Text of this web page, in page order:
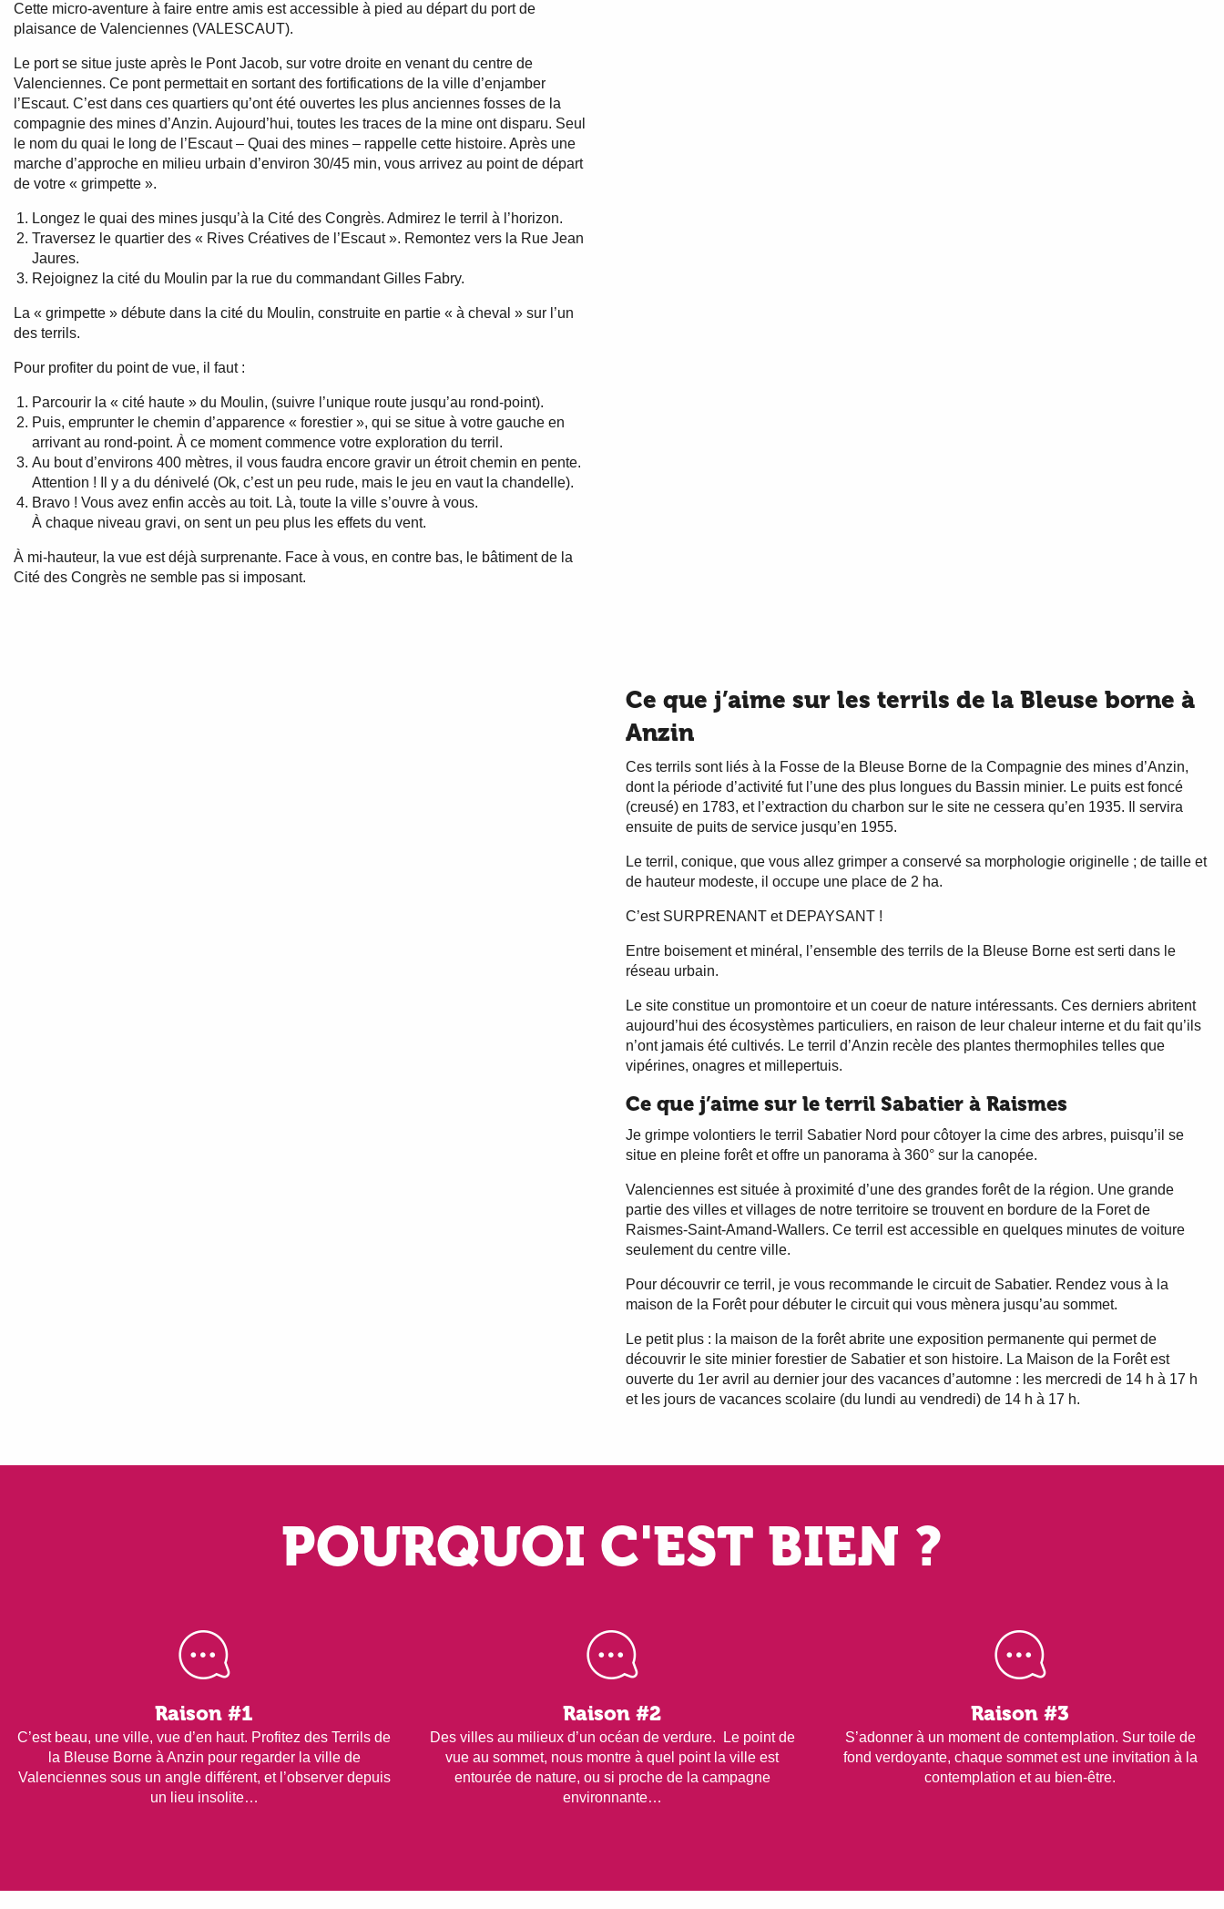
Cette micro-aventure à faire entre amis est accessible à pied au départ du port de
plaisance de Valenciennes (VALESCAUT).
Le port se situe juste après le Pont Jacob, sur votre droite en venant du centre de
Valenciennes. Ce pont permettait en sortant des fortifications de la ville d’enjamber
l’Escaut. C’est dans ces quartiers qu’ont été ouvertes les plus anciennes fosses de la
compagnie des mines d’Anzin. Aujourd’hui, toutes les traces de la mine ont disparu. Seul
le nom du quai le long de l’Escaut – Quai des mines – rappelle cette histoire. Après une
marche d’approche en milieu urbain d’environ 30/45 min, vous arrivez au point de départ
de votre « grimpette ».
Longez le quai des mines jusqu’à la Cité des Congrès. Admirez le terril à l’horizon.
Traversez le quartier des « Rives Créatives de l’Escaut ». Remontez vers la Rue Jean
Jaures.
Rejoignez la cité du Moulin par la rue du commandant Gilles Fabry.
La « grimpette » débute dans la cité du Moulin, construite en partie « à cheval » sur l’un
des terrils.
Pour profiter du point de vue, il faut :
Parcourir la « cité haute » du Moulin, (suivre l’unique route jusqu’au rond-point).
Puis, emprunter le chemin d’apparence « forestier », qui se situe à votre gauche en
arrivant au rond-point. À ce moment commence votre exploration du terril.
Au bout d’environs 400 mètres, il vous faudra encore gravir un étroit chemin en pente.
Attention ! Il y a du dénivelé (Ok, c’est un peu rude, mais le jeu en vaut la chandelle).
Bravo ! Vous avez enfin accès au toit. Là, toute la ville s’ouvre à vous.
À chaque niveau gravi, on sent un peu plus les effets du vent.
À mi-hauteur, la vue est déjà surprenante. Face à vous, en contre bas, le bâtiment de la
Cité des Congrès ne semble pas si imposant.
Ce que j’aime sur les terrils de la Bleuse borne à
Anzin
Ces terrils sont liés à la Fosse de la Bleuse Borne de la Compagnie des mines d’Anzin,
dont la période d’activité fut l’une des plus longues du Bassin minier. Le puits est foncé
(creusé) en 1783, et l’extraction du charbon sur le site ne cessera qu’en 1935. Il servira
ensuite de puits de service jusqu’en 1955.
Le terril, conique, que vous allez grimper a conservé sa morphologie originelle ; de taille et
de hauteur modeste, il occupe une place de 2 ha.
C’est SURPRENANT et DEPAYSANT !
Entre boisement et minéral, l’ensemble des terrils de la Bleuse Borne est serti dans le
réseau urbain.
Le site constitue un promontoire et un coeur de nature intéressants. Ces derniers abritent
aujourd’hui des écosystèmes particuliers, en raison de leur chaleur interne et du fait qu’ils
n’ont jamais été cultivés. Le terril d’Anzin recèle des plantes thermophiles telles que
vipérines, onagres et millepertuis.
Ce que j’aime sur le terril Sabatier à Raismes
Je grimpe volontiers le terril Sabatier Nord pour côtoyer la cime des arbres, puisqu’il se
situe en pleine forêt et offre un panorama à 360° sur la canopée.
Valenciennes est située à proximité d’une des grandes forêt de la région. Une grande
partie des villes et villages de notre territoire se trouvent en bordure de la Foret de
Raismes-Saint-Amand-Wallers. Ce terril est accessible en quelques minutes de voiture
seulement du centre ville.
Pour découvrir ce terril, je vous recommande le circuit de Sabatier. Rendez vous à la
maison de la Forêt pour débuter le circuit qui vous mènera jusqu’au sommet.
Le petit plus : la maison de la forêt abrite une exposition permanente qui permet de
découvrir le site minier forestier de Sabatier et son histoire. La Maison de la Forêt est
ouverte du 1er avril au dernier jour des vacances d’automne : les mercredi de 14 h à 17 h
et les jours de vacances scolaire (du lundi au vendredi) de 14 h à 17 h.
POURQUOI C'EST BIEN ?
Raison #1
C’est beau, une ville, vue d’en haut. Profitez des Terrils de
la Bleuse Borne à Anzin pour regarder la ville de
Valenciennes sous un angle différent, et l’observer depuis
un lieu insolite…
Raison #2
Des villes au milieux d’un océan de verdure. Le point de
vue au sommet, nous montre à quel point la ville est
entourée de nature, ou si proche de la campagne
environnante…
Raison #3
S’adonner à un moment de contemplation. Sur toile de
fond verdoyante, chaque sommet est une invitation à la
contemplation et au bien-être.